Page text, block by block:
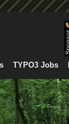
TYPO3 Jobs